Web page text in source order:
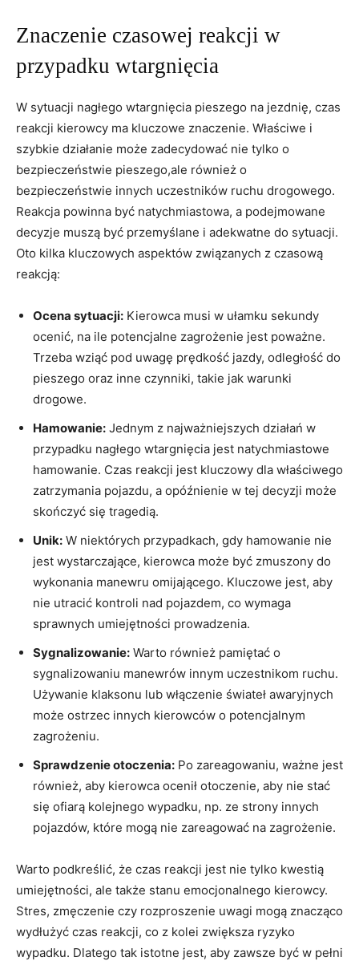
Znaczenie czasowej reakcji w
przypadku wtargnięcia
W sytuacji nagłego wtargnięcia pieszego na jezdnię, czas
reakcji kierowcy ma kluczowe znaczenie. Właściwe i
szybkie działanie może zadecydować nie tylko o
bezpieczeństwie pieszego,ale również o
bezpieczeństwie innych uczestników ruchu drogowego.
Reakcja powinna być natychmiastowa, a podejmowane
decyzje muszą być przemyślane i adekwatne do sytuacji.
Oto kilka kluczowych aspektów związanych z czasową
reakcją:
Ocena sytuacji: Kierowca musi w ułamku sekundy
ocenić, na ile potencjalne zagrożenie jest poważne.
Trzeba wziąć pod uwagę prędkość jazdy, odległość do
pieszego oraz inne czynniki, takie jak warunki
drogowe.
Hamowanie: Jednym z najważniejszych działań w
przypadku nagłego wtargnięcia jest natychmiastowe
hamowanie. Czas reakcji jest kluczowy dla właściwego
zatrzymania pojazdu, a opóźnienie w tej decyzji może
skończyć się tragedią.
Unik: W niektórych przypadkach, gdy hamowanie nie
jest wystarczające, kierowca może być zmuszony do
wykonania manewru omijającego. Kluczowe jest, aby
nie utracić kontroli nad pojazdem, co wymaga
sprawnych umiejętności prowadzenia.
Sygnalizowanie: Warto również pamiętać o
sygnalizowaniu manewrów innym uczestnikom ruchu.
Używanie klaksonu lub włączenie świateł awaryjnych
może ostrzec innych kierowców o potencjalnym
zagrożeniu.
Sprawdzenie otoczenia: Po zareagowaniu, ważne jest
również, aby kierowca ocenił otoczenie, aby nie stać
się ofiarą kolejnego wypadku, np. ze strony innych
pojazdów, które mogą nie zareagować na zagrożenie.
Warto podkreślić, że czas reakcji jest nie tylko kwestią
umiejętności, ale także stanu emocjonalnego kierowcy.
Stres, zmęczenie czy rozproszenie uwagi mogą znacząco
wydłużyć czas reakcji, co z kolei zwiększa ryzyko
wypadku. Dlatego tak istotne jest, aby zawsze być w pełni